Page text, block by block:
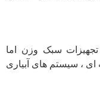
تجهیزات سبک وزن اما
، سیستم های آبیاری